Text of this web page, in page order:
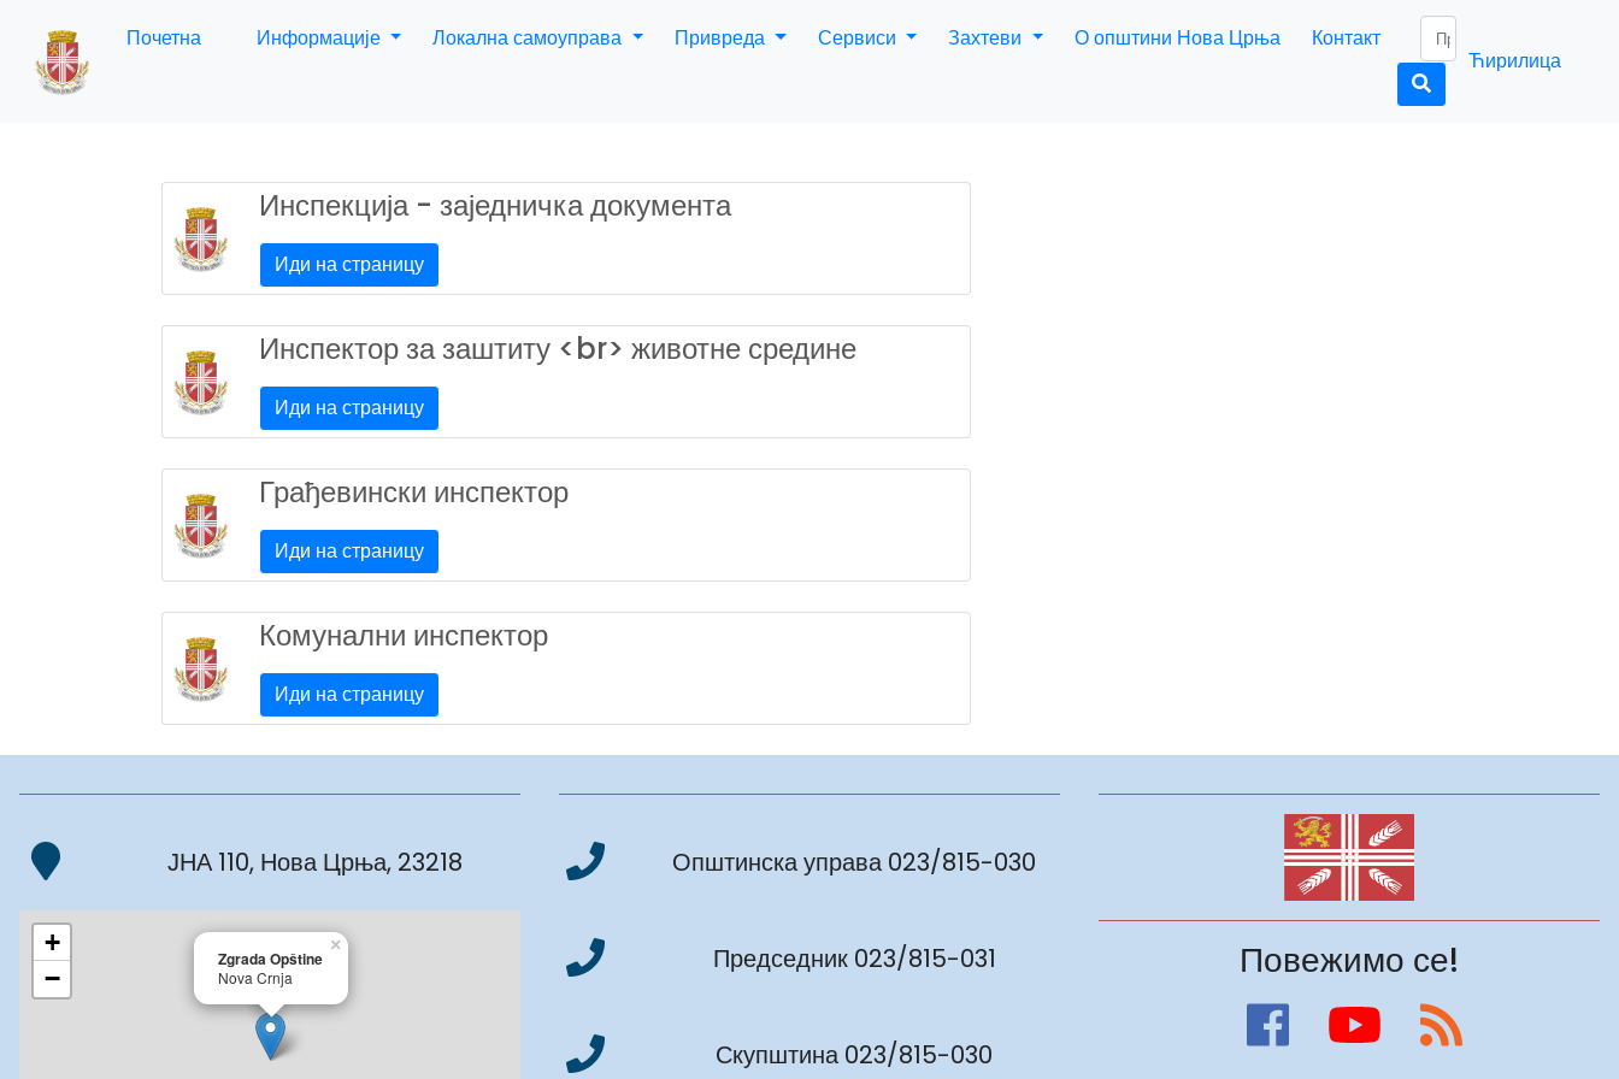
Почетна Информације Локална самоуправа Привреда Сервиси Захтеви О општини Нова Црња
Контакт
Ћирилица
Инспекција - заједничка документа
Иди на страницу
Инспектор за заштиту <br> животне средине
Иди на страницу
Грађевински инспектор
Иди на страницу
Комунални инспектор
Иди на страницу
ЈНА 110, Нова Црња, 23218
Zgrada Opštine
Nova Crnja
×
+
−
Општинска управа 023/815-030
Председник 023/815-031
Скупштина 023/815-030
Повежимо се!